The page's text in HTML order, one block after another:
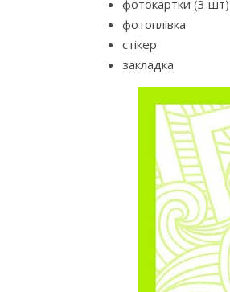
фотокартки (3 шт)
фотоплівка
стікер
закладка